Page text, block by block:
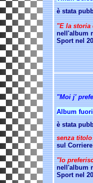
è stata
"E la storia
nell'album
Sport nel
"Moi j'
Album
è stata
senza titolo
sul
"Io
nell'album
Sport nel